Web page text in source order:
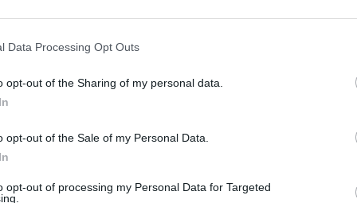
Data Processing Opt Outs
opt-out of the Sharing of my personal data.
opt-out of the Sale of my Personal Data.
opt-out of processing my Personal Data for Targeted
10.17 inizia a lavorare fino alle
L'avvocato di Sempio
sgancia la teoria tra